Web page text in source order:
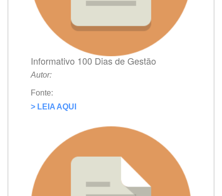
Informativo 100 Dias de Gestão
Autor:
Fonte:
> LEIA AQUI